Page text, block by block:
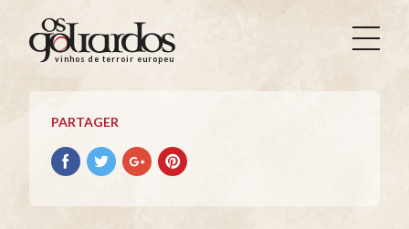
Os
Goliardos
Vinhos
Terroir
Europeus
vinhos de terroir europeus
PARTAGER
Partager
avec
Partager
avec
Partager
avec
Partager
avec